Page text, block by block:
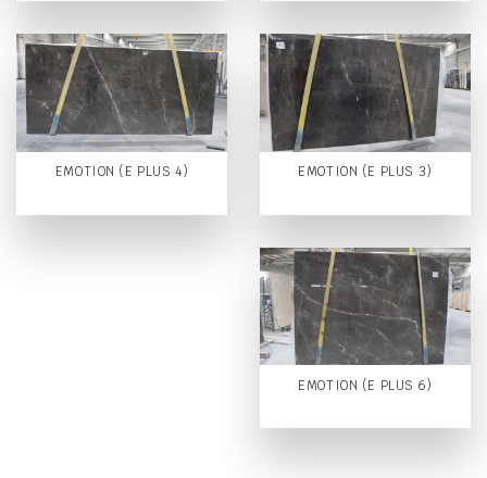
EMOTION (E PLUS 3)
EMOTION (E PLUS 4)
EMOTION (E PLUS 6)